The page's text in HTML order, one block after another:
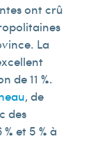
ont crû
La
de 11 %.
, de
des
et 5 % à